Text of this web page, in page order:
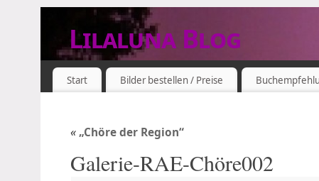
Lilaluna Blog
DAS JETZT IST SCHON VERGANGENHEIT
Start Bilder bestellen / Preise
«„Chöre der Region“
Galerie-RAE-Chöre002